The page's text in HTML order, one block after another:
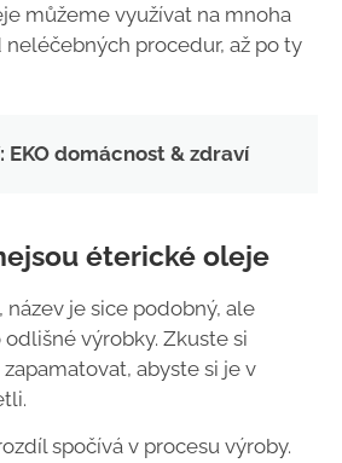
můžeme využívat na mnoha
neléčebných procedur, až po ty
EKO domácnost & zdraví
éterické oleje
název je sice podobný, ale
výrobky. Zkuste si
abyste si je v
spočívá v procesu výroby.